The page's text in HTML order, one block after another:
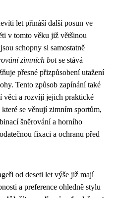
let přináší další posun ve
v tomto věku již většinou
schopny si samostatně
zimních botse stává
přesné přizpůsobení utažení
Tento způsob zapínání také
věci a rozvíjí jejich praktické
se věnují zimním sportům,
šněrování a horního
fixaci a ochranu před
od deseti let výše již mají
a preference ohledně stylu